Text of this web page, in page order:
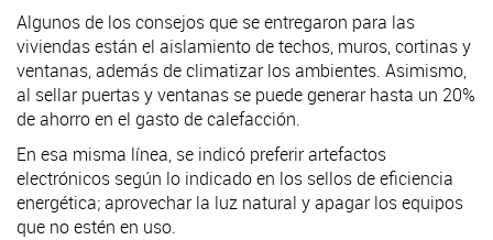
Algunos de los consejos que se entregaron para las
viviendas están el aislamiento de techos, muros, cortinas y
ventanas, además de climatizar los ambientes. Asimismo,
al sellar puertas y ventanas se puede generar hasta un 20%
de ahorro en el gasto de calefacción.
En esa misma línea, se indicó preferir artefactos
electrónicos según lo indicado en los sellos de eficiencia
energética; aprovechar la luz natural y apagar los equipos
que no estén en uso.